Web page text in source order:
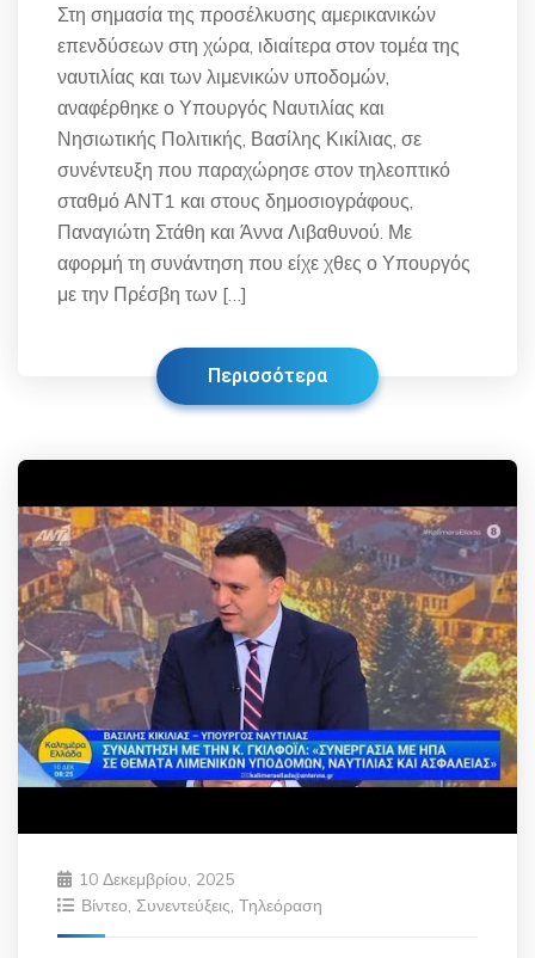
Στη σημασία της προσέλκυσης αμερικανικών
επενδύσεων στη χώρα, ιδιαίτερα στον τομέα της
ναυτιλίας και των λιμενικών υποδομών,
αναφέρθηκε ο Υπουργός Ναυτιλίας και
Νησιωτικής Πολιτικής, Βασίλης Κικίλιας, σε
συνέντευξη που παραχώρησε στον τηλεοπτικό
σταθμό ΑΝΤ1 και στους δημοσιογράφους,
Παναγιώτη Στάθη και Άννα Λιβαθυνού. Με
αφορμή τη συνάντηση που είχε χθες ο Υπουργός
με την Πρέσβη των […]
Περισσότερα
10 Δεκεμβρίου, 2025
Βίντεο, Συνεντεύξεις, Τηλεόραση